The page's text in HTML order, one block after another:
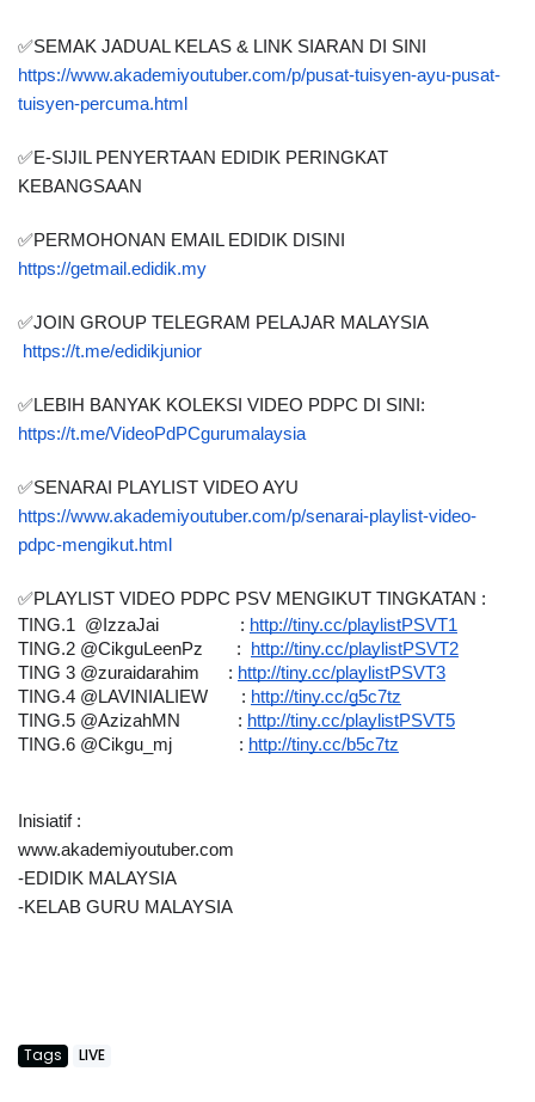
✅SEMAK JADUAL KELAS & LINK SIARAN DI SINI
https://www.akademiyoutuber.com/p/pusat-tuisyen-ayu-pusat-
tuisyen-percuma.html
✅E-SIJIL PENYERTAAN EDIDIK PERINGKAT
KEBANGSAAN
✅PERMOHONAN EMAIL EDIDIK DISINI
https://getmail.edidik.my
✅JOIN GROUP TELEGRAM PELAJAR MALAYSIA
https://t.me/edidikjunior
✅LEBIH BANYAK KOLEKSI VIDEO PDPC DI SINI:
https://t.me/VideoPdPCgurumalaysia
✅SENARAI PLAYLIST VIDEO AYU
https://www.akademiyoutuber.com/p/senarai-playlist-video-
pdpc-mengikut.html
✅PLAYLIST VIDEO PDPC PSV MENGIKUT TINGKATAN :
TING.1  @IzzaJai                 : http://tiny.cc/playlistPSVT1
TING.2 @CikguLeenPz       :
http://tiny.cc/playlistPSVT2
TING 3 @zuraidarahim      : http://tiny.cc/playlistPSVT3
TING.4 @LAVINIALIEW       : http://tiny.cc/g5c7tz
TING.5 @AzizahMN            : http://tiny.cc/playlistPSVT5
TING.6 @Cikgu_mj              : http://tiny.cc/b5c7tz
Inisiatif :
www.akademiyoutuber.com
-EDIDIK MALAYSIA
-KELAB GURU MALAYSIA
Tags LIVE